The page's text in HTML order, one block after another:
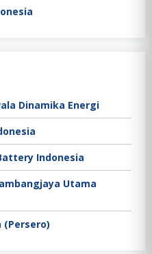
Dinamika Energi
Indonesia
Utama
(Persero)